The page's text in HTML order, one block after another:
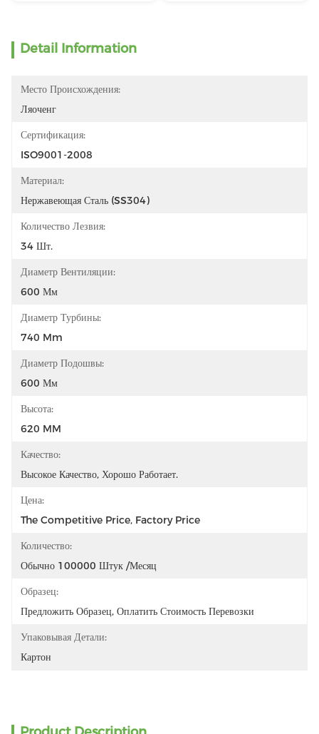
Detail Information
Место Происхождения:
Ляоченг
Сертификация:
ISO9001-2008
Материал:
Нержавеющая Сталь (SS304)
Количество Лезвия:
34 Шт.
Диаметр Вентиляции:
600 Мм
Диаметр Турбины:
740 Mm
Диаметр Подошвы:
600 Мм
Высота:
620 MM
Качество:
Высокое Качество, Хорошо Работает.
Цена:
The Competitive Price, Factory Price
Количество:
Обычно 100000 Штук /месяц
Образец:
Предложить Образец, Оплатить Стоимость Перевозки
Упаковывая Детали:
Картон